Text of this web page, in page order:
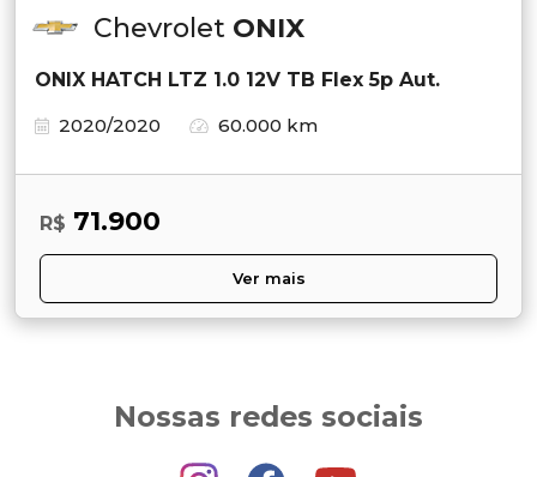
Chevrolet ONIX
ONIX HATCH LTZ 1.0 12V TB Flex 5p Aut.
2020/2020
60.000 km
R$ 71.900
Ver mais
Nossas redes sociais